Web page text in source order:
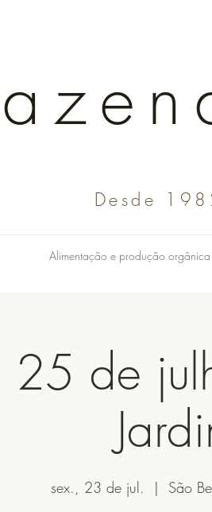
Desde
Alimentação e produção orgânica
de
sex., 23 de jul.
  |
São